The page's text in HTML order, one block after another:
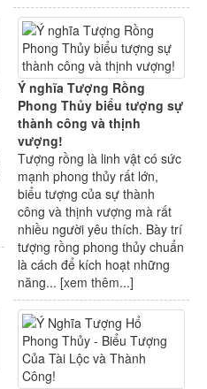
Ý nghĩa Tượng Rồng
Phong Thủy biểu tượng sự
thành công và thịnh
vượng!
Tượng rồng là linh vật có sức
mạnh phong thủy rất lớn,
biểu tượng của sự thành
công và thịnh vượng mà rất
nhiều người yêu thích. Bày trí
tượng rồng phong thủy chuẩn
là cách để kích hoạt những
năng... [xem thêm...]